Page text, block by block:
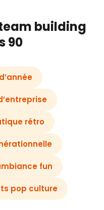
building
90
rétro
fun
pop culture